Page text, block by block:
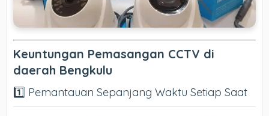
Keuntungan Pemasangan CCTV di
daerah Bengkulu
1️⃣ Pemantauan Sepanjang Waktu Setiap Saat